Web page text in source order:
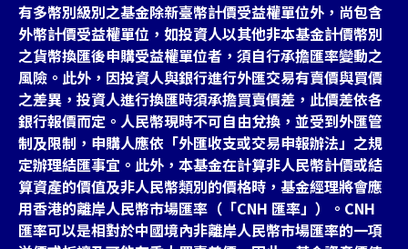
有多幣別級別之基金除新臺幣計價受益權單位外，尚包含
外幣計價受益權單位，如投資人以其他非本基金計價幣別
之貨幣換匯後申購受益權單位者，須自行承擔匯率變動之
風險。此外，因投資人與銀行進行外匯交易有賣價與買價
之差異，投資人進行換匯時須承擔買賣價差，此價差依各
銀行報價而定。人民幣現時不可自由兌換，並受到外匯管
制及限制，申購人應依「外匯收支或交易申報辦法」之規
定辦理結匯事宜。此外，本基金在計算非人民幣計價或結
算資產的價值及非人民幣類別的價格時，基金經理將會應
用香港的離岸人民幣市場匯率（「CNH 匯率」）。CNH
匯率可以是相對於中國境內非離岸人民幣市場匯率的一項